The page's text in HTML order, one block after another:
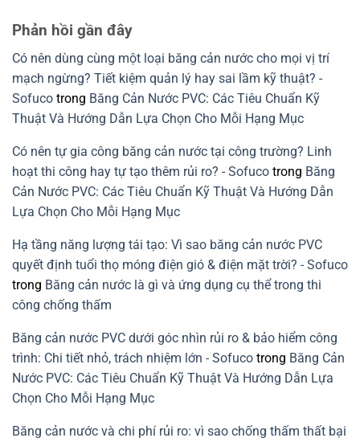
chi
cấu
tránh
nhựa
nguyên
Giải
xanh
xây
dựng
bền
luận
xử
rò
nước
mạch
ngừng
lắp
băng
cản
nước
PVC
Phản hồi gần đây
Có nên dùng cùng một loại băng cản nước cho mọi vị trí
mạch ngừng? Tiết kiệm quản lý hay sai lầm kỹ thuật? -
Sofuco trong Băng Cản Nước PVC: Các Tiêu Chuẩn Kỹ
Thuật Và Hướng Dẫn Lựa Chọn Cho Mỗi Hạng Mục
Có nên tự gia công băng cản nước tại công trường? Linh
hoạt thi công hay tự tạo thêm rủi ro? - Sofuco trong Băng
Cản Nước PVC: Các Tiêu Chuẩn Kỹ Thuật Và Hướng Dẫn
Lựa Chọn Cho Mỗi Hạng Mục
Hạ tầng năng lượng tái tạo: Vì sao băng cản nước PVC
quyết định tuổi thọ móng điện gió & điện mặt trời? - Sofuco
trong Băng cản nước là gì và ứng dụng cụ thể trong thi
công chống thấm
Băng cản nước PVC dưới góc nhìn rủi ro & bảo hiểm công
trình: Chi tiết nhỏ, trách nhiệm lớn - Sofuco trong Băng Cản
Nước PVC: Các Tiêu Chuẩn Kỹ Thuật Và Hướng Dẫn Lựa
Chọn Cho Mỗi Hạng Mục
Băng cản nước và chi phí rủi ro: vì sao chống thấm thất bại